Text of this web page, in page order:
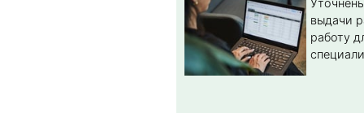
выдачи
работу